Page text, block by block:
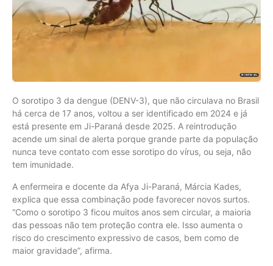
O sorotipo 3 da dengue (DENV-3), que não circulava no Brasil
há cerca de 17 anos, voltou a ser identificado em 2024 e já
está presente em Ji-Paraná desde 2025. A reintrodução
acende um sinal de alerta porque grande parte da população
nunca teve contato com esse sorotipo do vírus, ou seja, não
tem imunidade.
A enfermeira e docente da Afya Ji-Paraná, Márcia Kades,
explica que essa combinação pode favorecer novos surtos.
“Como o sorotipo 3 ficou muitos anos sem circular, a maioria
das pessoas não tem proteção contra ele. Isso aumenta o
risco do crescimento expressivo de casos, bem como de
maior gravidade”, afirma.